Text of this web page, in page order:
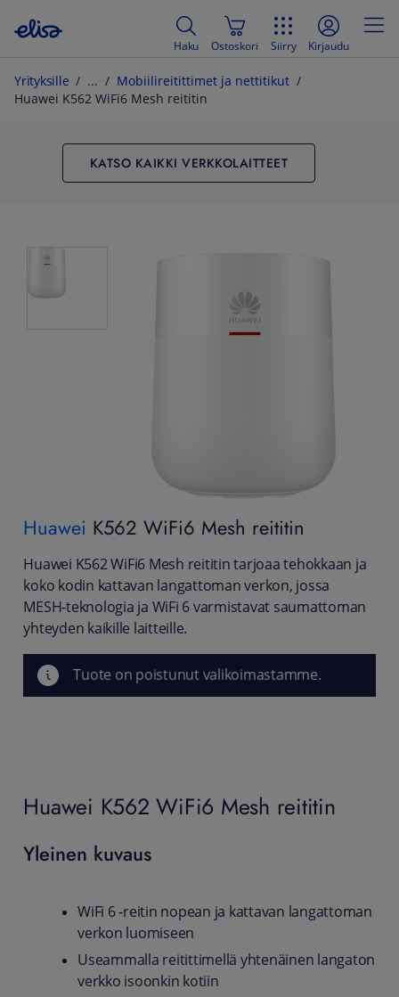
Haku Ostoskori Siirry Kirjaudu
Yrityksille
Mobiilireitittimet ja nettitikut
Huawei K562 WiFi6 Mesh reititin
KATSO KAIKKI VERKKOLAITTEET
Huawei K562 WiFi6 Mesh reititin
Huawei K562 WiFi6 Mesh reititin tarjoaa tehokkaan ja
koko kodin kattavan langattoman verkon, jossa
MESH-teknologia ja WiFi 6 varmistavat saumattoman
yhteyden kaikille laitteille.
Tuote on poistunut valikoimastamme.
Huawei K562 WiFi6 Mesh reititin
Yleinen kuvaus
WiFi 6 -reitin nopean ja kattavan langattoman
verkon luomiseen
Useammalla reitittimellä yhtenäinen langaton
verkko isoonkin kotiin